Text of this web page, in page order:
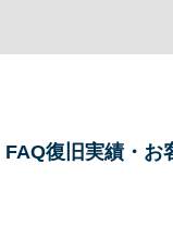
FAQ復旧実績・ お